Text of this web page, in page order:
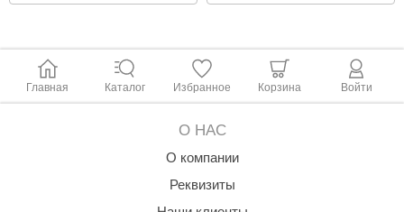
Главная Каталог Избранное Корзина Войти
О НАС
О компании
Реквизиты